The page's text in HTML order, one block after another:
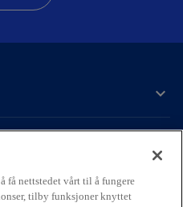
få nettstedet vårt til å fungere
tilby funksjoner knyttet